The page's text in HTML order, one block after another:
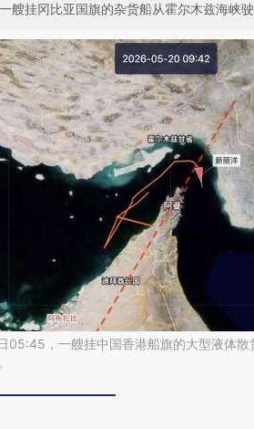
艘挂冈比亚国旗的杂货船从霍尔木兹海峡
05:45，一艘挂中国香港船旗的大型液体散